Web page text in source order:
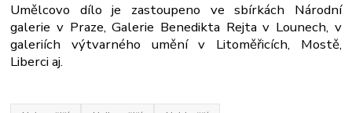
Umělcovo dílo je zastoupeno ve sbírkách Národní
galerie v Praze, Galerie Benedikta Rejta v Lounech, v
galeriích výtvarného umění v Litoměřicích, Mostě,
Liberci aj.